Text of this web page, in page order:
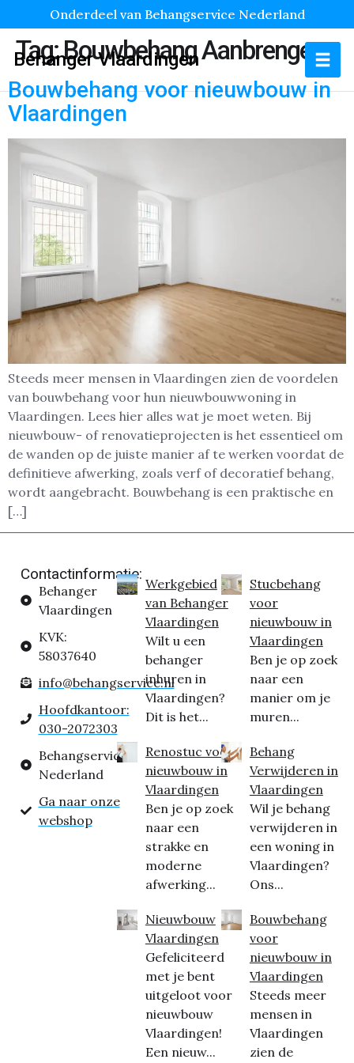
Onderdeel van Behangservice Nederland
Behanger Vlaardingen
Tag:Bouwbehang Aanbrengen
Bouwbehang voor nieuwbouw in
Vlaardingen
Steeds meer mensen in Vlaardingen zien de voordelen
van bouwbehang voor hun nieuwbouwwoning in
Vlaardingen. Lees hier alles wat je moet weten. Bij
nieuwbouw- of renovatieprojecten is het essentieel om
de wanden op de juiste manier af te werken voordat de
definitieve afwerking, zoals verf of decoratief behang,
wordt aangebracht. Bouwbehang is een praktische en
[…]
Contactinformatie:
Behanger
Vlaardingen
KVK:
58037640
info@behangservice.nl
Hoofdkantoor:
030-2072303
Behangservice
Nederland
Ga naar onze
webshop
Werkgebied
van Behanger
Vlaardingen
Wilt u een
behanger
inhuren in
Vlaardingen?
Dit is het...
Renostuc voor
nieuwbouw in
Vlaardingen
Ben je op zoek
naar een
strakke en
moderne
afwerking...
Nieuwbouw
Vlaardingen
Gefeliciteerd
met je bent
uitgeloot voor
nieuwbouw
Vlaardingen!
Een nieuw...
Stucbehang
voor
nieuwbouw in
Vlaardingen
Ben je op zoek
naar een
manier om je
muren...
Behang
Verwijderen in
Vlaardingen
Wil je behang
verwijderen in
een woning in
Vlaardingen?
Ons...
Bouwbehang
voor
nieuwbouw in
Vlaardingen
Steeds meer
mensen in
Vlaardingen
zien de